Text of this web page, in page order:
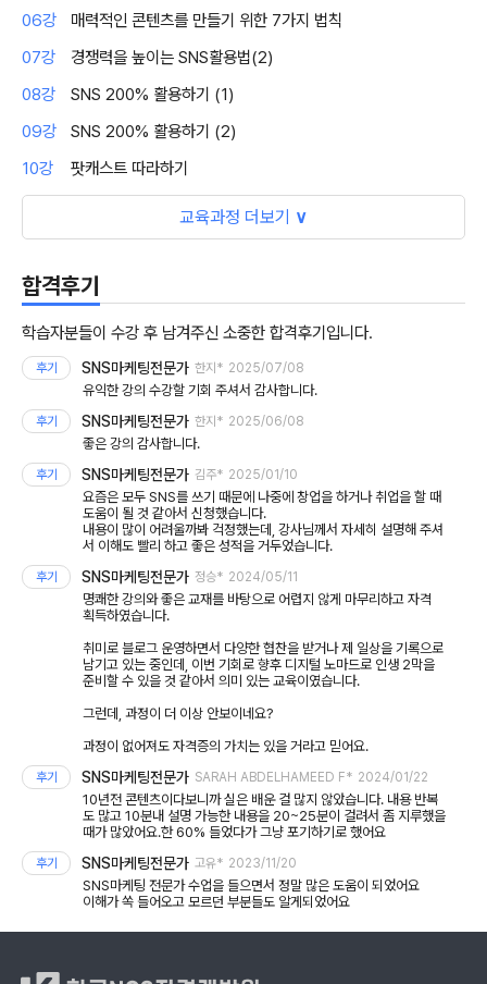
06강
매력적인 콘텐츠를 만들기 위한 7가지 법칙
07강
경쟁력을 높이는 SNS활용법(2)
08강
SNS 200% 활용하기 (1)
09강
SNS 200% 활용하기 (2)
10강
팟캐스트 따라하기
교육과정 더보기 ∨
합격후기
학습자분들이 수강 후 남겨주신 소중한 합격후기입니다.
후기 SNS마케팅전문가 한지* 2025/07/08
유익한 강의 수강할 기회 주셔서 감사합니다.
후기 SNS마케팅전문가 한지* 2025/06/08
좋은 강의 감사합니다.
후기 SNS마케팅전문가 김주* 2025/01/10
요즘은 모두 SNS를 쓰기 때문에 나중에 창업을 하거나 취업을 할 때
도움이 될 것 같아서 신청했습니다.
내용이 많이 어려울까봐 걱정했는데, 강사님께서 자세히 설명해 주셔
서 이해도 빨리 하고 좋은 성적을 거두었습니다.
후기 SNS마케팅전문가 정승* 2024/05/11
명쾌한 강의와 좋은 교재를 바탕으로 어렵지 않게 마무리하고 자격
획득하였습니다.
취미로 블로그 운영하면서 다양한 협찬을 받거나 제 일상을 기록으로
남기고 있는 중인데, 이번 기회로 향후 디지털 노마드로 인생 2막을
준비할 수 있을 것 같아서 의미 있는 교육이였습니다.
그런데, 과정이 더 이상 안보이네요?
과정이 없어져도 자격증의 가치는 있을 거라고 믿어요.
후기 SNS마케팅전문가 SARAH ABDELHAMEED F* 2024/01/22
10년전 콘텐츠이다보니까 실은 배운 걸 많지 않았습니다. 내용 반복
도 많고 10분내 설명 가능한 내용을 20~25분이 걸려서 좀 지루했을
때가 많았어요.한 60% 들었다가 그냥 포기하기로 했어요
후기 SNS마케팅전문가 고유* 2023/11/20
SNS마케팅 전문가 수업을 들으면서 정말 많은 도움이 되었어요
이해가 쏙 들어오고 모르던 부분들도 알게되었어요
한국NCS자격개발원